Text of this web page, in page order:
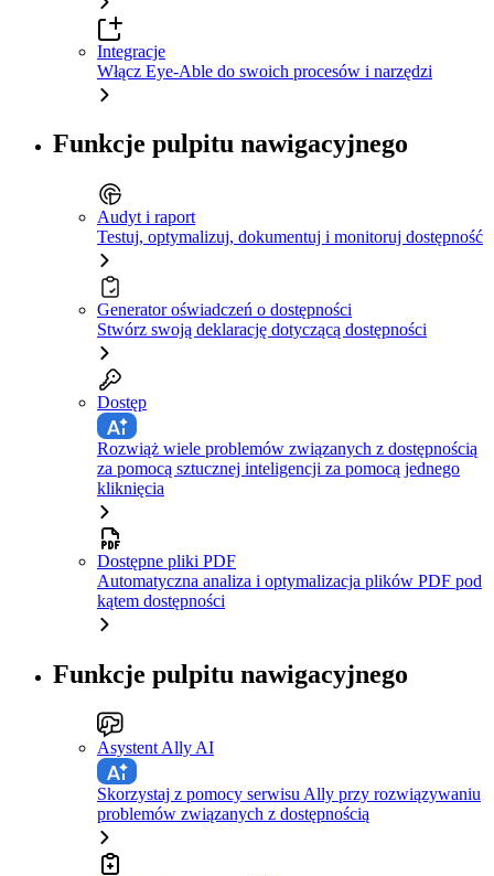
Integracje
Włącz Eye-Able do swoich procesów i narzędzi
Funkcje pulpitu nawigacyjnego
Audyt i raport
Testuj, optymalizuj, dokumentuj i monitoruj dostępność
Generator oświadczeń o dostępności
Stwórz swoją deklarację dotyczącą dostępności
Dostęp
Rozwiąż wiele problemów związanych z dostępnością
za pomocą sztucznej inteligencji za pomocą jednego
kliknięcia
Dostępne pliki PDF
Automatyczna analiza i optymalizacja plików PDF pod
kątem dostępności
Funkcje pulpitu nawigacyjnego
Asystent Ally AI
Skorzystaj z pomocy serwisu Ally przy rozwiązywaniu
problemów związanych z dostępnością